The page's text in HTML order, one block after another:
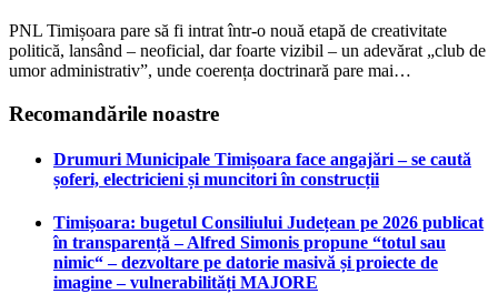
PNL Timișoara pare să fi intrat într-o nouă etapă de creativitate
politică, lansând – neoficial, dar foarte vizibil – un adevărat „club de
umor administrativ”, unde coerența doctrinară pare mai…
Recomandările noastre
Drumuri Municipale Timișoara face angajări – se caută
șoferi, electricieni și muncitori în construcții
Timișoara: bugetul Consiliului Județean pe 2026 publicat
în transparență – Alfred Simonis propune “totul sau
nimic“ – dezvoltare pe datorie masivă și proiecte de
imagine – vulnerabilități MAJORE